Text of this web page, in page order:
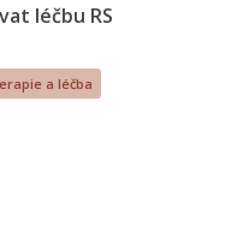
léčbu RS
a léčba